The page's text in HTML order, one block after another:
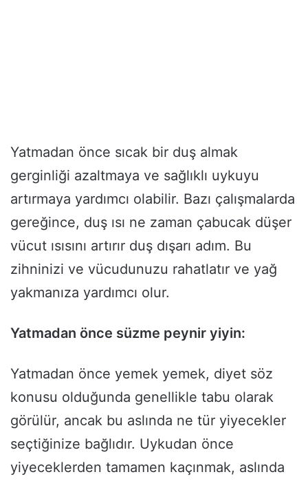
Yatmadan önce sıcak bir duş almak
gerginliği azaltmaya ve sağlıklı uykuyu
artırmaya yardımcı olabilir. Bazı çalışmalarda
gereğince, duş ısı ne zaman çabucak düşer
vücut ısısını artırır duş dışarı adım. Bu
zihninizi ve vücudunuzu rahatlatır ve yağ
yakmanıza yardımcı olur.
Yatmadan önce süzme peynir yiyin:
Yatmadan önce yemek yemek, diyet söz
konusu olduğunda genellikle tabu olarak
görülür, ancak bu aslında ne tür yiyecekler
seçtiğinize bağlıdır. Uykudan önce
yiyeceklerden tamamen kaçınmak, aslında